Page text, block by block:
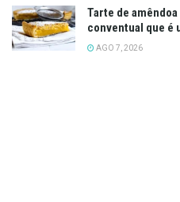
Tarte de
conventual que é
AGO 7, 2026